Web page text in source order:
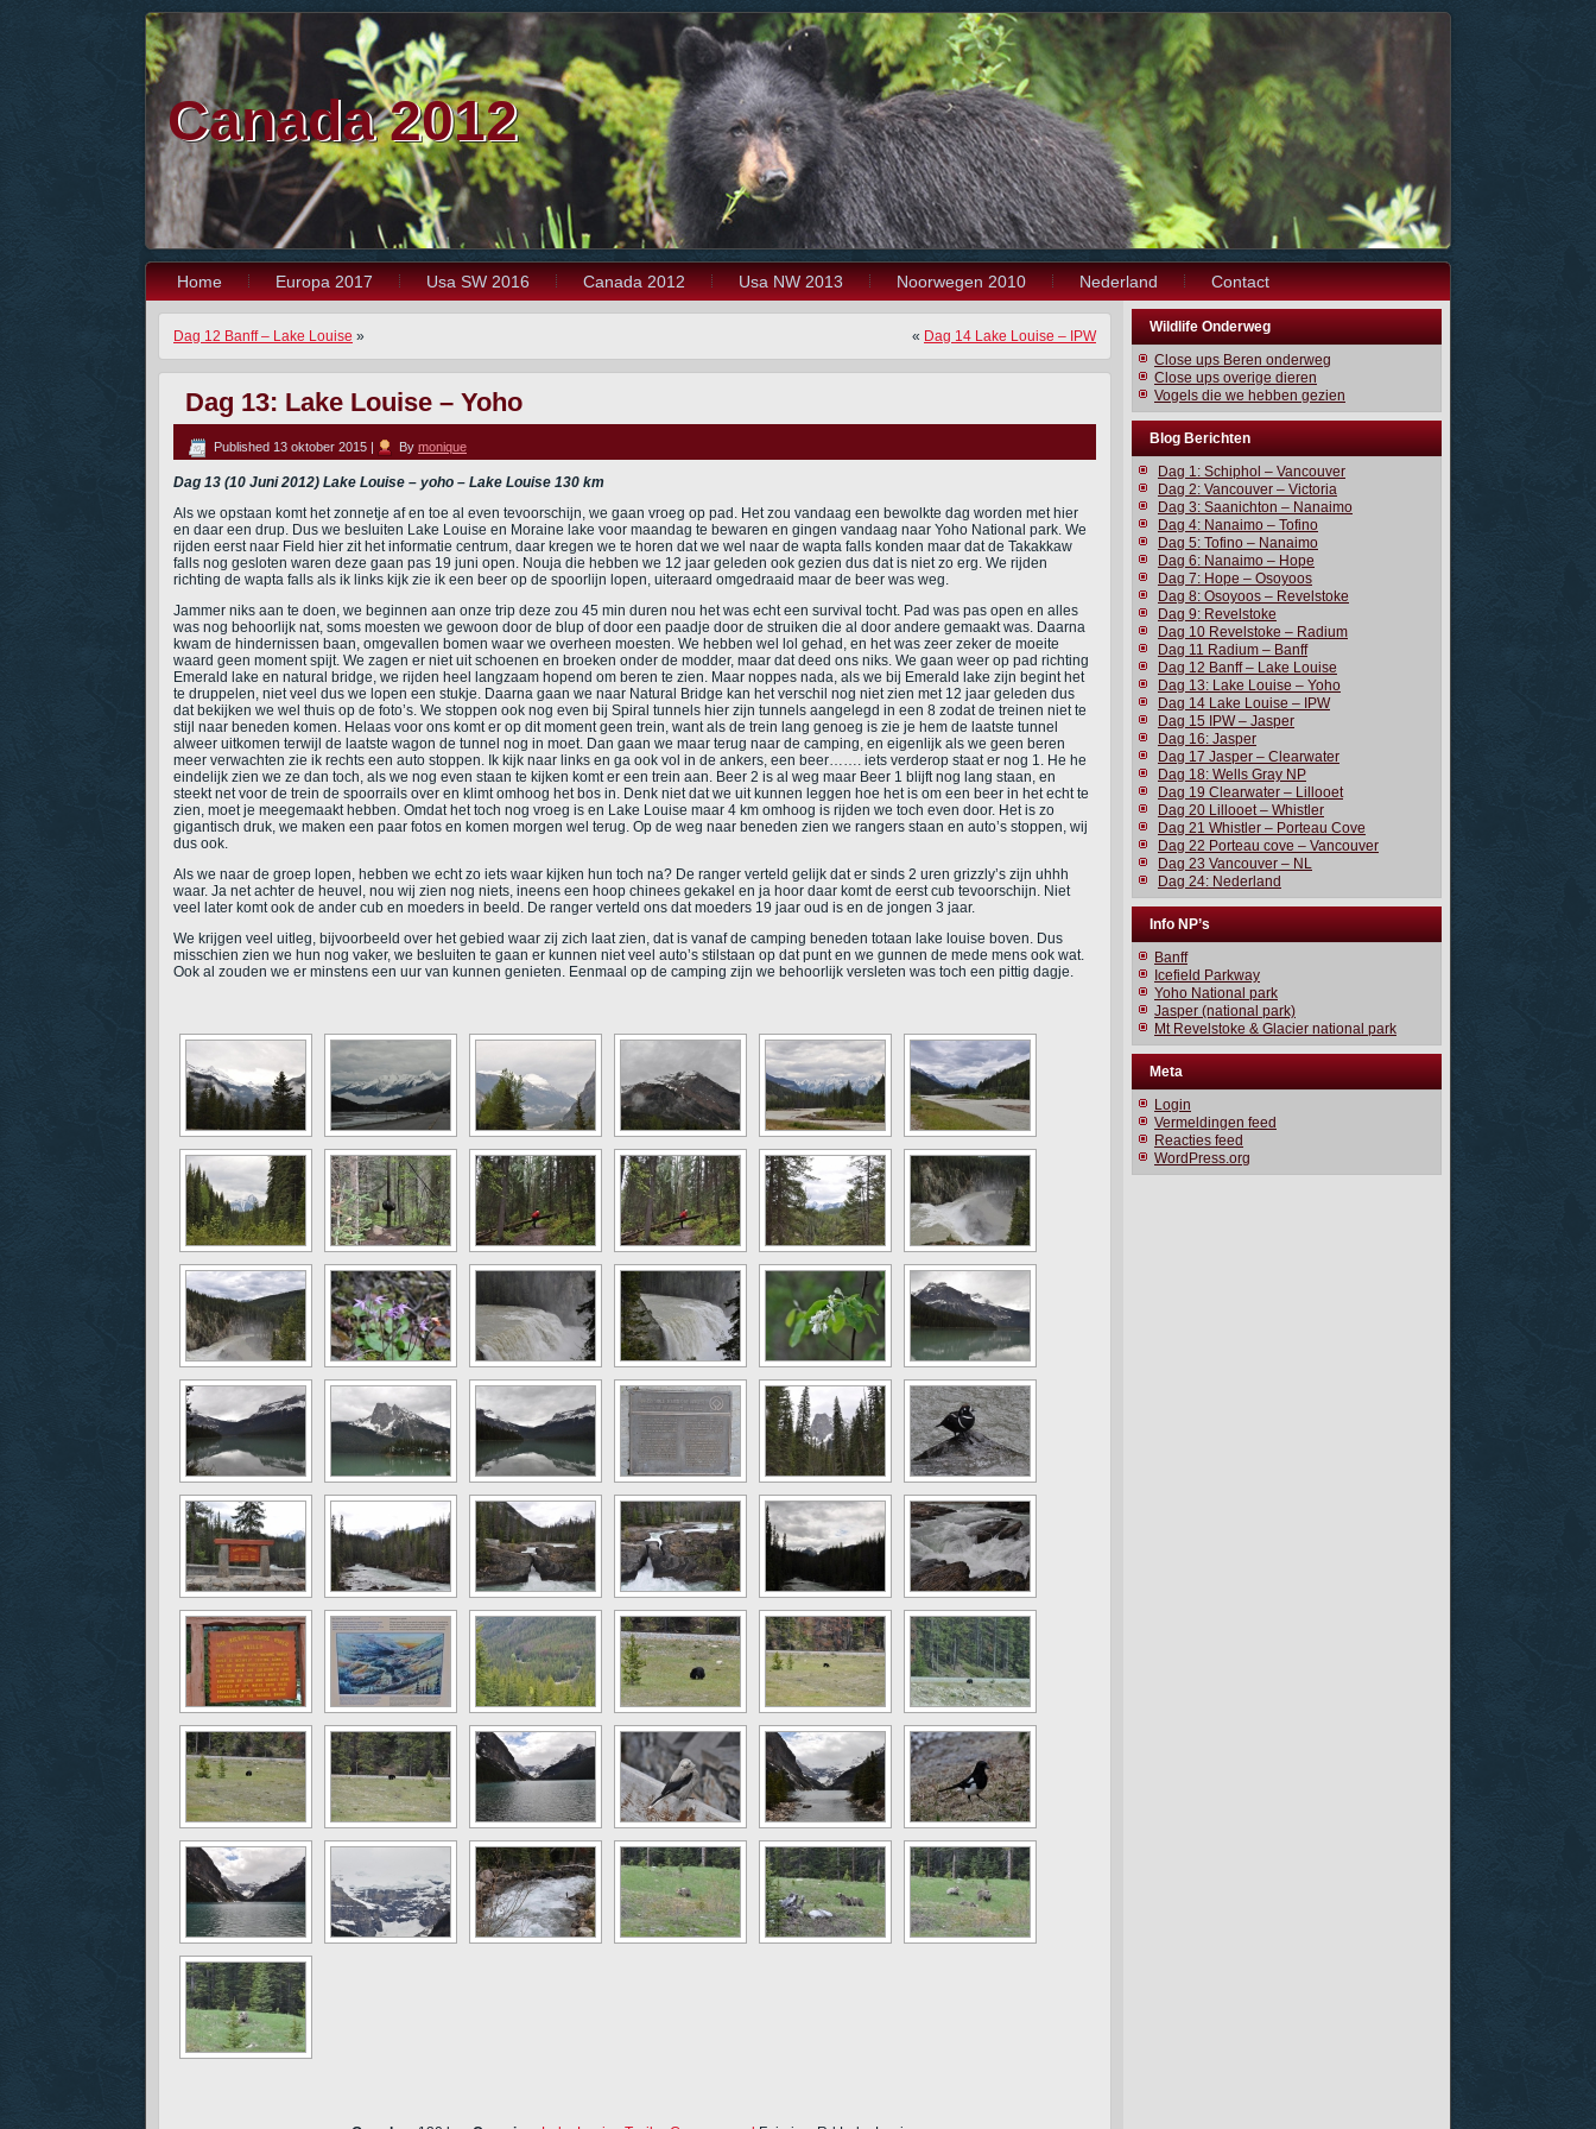
Canada 2012
Home Europa 2017 Usa SW 2016 Canada 2012 Usa NW 2013 Noorwegen 2010 Nederland Contact
Dag 12 Banff – Lake Louise » « Dag 14 Lake Louise – IPW
Dag 13: Lake Louise – Yoho
Published 13 oktober 2015 | By monique
Dag 13 (10 Juni 2012) Lake Louise – yoho – Lake Louise 130 km
Als we opstaan komt het zonnetje af en toe al even tevoorschijn, we gaan vroeg op pad. Het zou vandaag een bewolkte dag worden met hier
en daar een drup. Dus we besluiten Lake Louise en Moraine lake voor maandag te bewaren en gingen vandaag naar Yoho National park. We
rijden eerst naar Field hier zit het informatie centrum, daar kregen we te horen dat we wel naar de wapta falls konden maar dat de Takakkaw
falls nog gesloten waren deze gaan pas 19 juni open. Nouja die hebben we 12 jaar geleden ook gezien dus dat is niet zo erg. We rijden
richting de wapta falls als ik links kijk zie ik een beer op de spoorlijn lopen, uiteraard omgedraaid maar de beer was weg.
Jammer niks aan te doen, we beginnen aan onze trip deze zou 45 min duren nou het was echt een survival tocht. Pad was pas open en alles
was nog behoorlijk nat, soms moesten we gewoon door de blup of door een paadje door de struiken die al door andere gemaakt was. Daarna
kwam de hindernissen baan, omgevallen bomen waar we overheen moesten. We hebben wel lol gehad, en het was zeer zeker de moeite
waard geen moment spijt. We zagen er niet uit schoenen en broeken onder de modder, maar dat deed ons niks. We gaan weer op pad richting
Emerald lake en natural bridge, we rijden heel langzaam hopend om beren te zien. Maar noppes nada, als we bij Emerald lake zijn begint het
te druppelen, niet veel dus we lopen een stukje. Daarna gaan we naar Natural Bridge kan het verschil nog niet zien met 12 jaar geleden dus
dat bekijken we wel thuis op de foto’s. We stoppen ook nog even bij Spiral tunnels hier zijn tunnels aangelegd in een 8 zodat de treinen niet te
stijl naar beneden komen. Helaas voor ons komt er op dit moment geen trein, want als de trein lang genoeg is zie je hem de laatste tunnel
alweer uitkomen terwijl de laatste wagon de tunnel nog in moet. Dan gaan we maar terug naar de camping, en eigenlijk als we geen beren
meer verwachten zie ik rechts een auto stoppen. Ik kijk naar links en ga ook vol in de ankers, een beer……. iets verderop staat er nog 1. He he
eindelijk zien we ze dan toch, als we nog even staan te kijken komt er een trein aan. Beer 2 is al weg maar Beer 1 blijft nog lang staan, en
steekt net voor de trein de spoorrails over en klimt omhoog het bos in. Denk niet dat we uit kunnen leggen hoe het is om een beer in het echt te
zien, moet je meegemaakt hebben. Omdat het toch nog vroeg is en Lake Louise maar 4 km omhoog is rijden we toch even door. Het is zo
gigantisch druk, we maken een paar fotos en komen morgen wel terug. Op de weg naar beneden zien we rangers staan en auto’s stoppen, wij
dus ook.
Als we naar de groep lopen, hebben we echt zo iets waar kijken hun toch na? De ranger verteld gelijk dat er sinds 2 uren grizzly’s zijn uhhh
waar. Ja net achter de heuvel, nou wij zien nog niets, ineens een hoop chinees gekakel en ja hoor daar komt de eerst cub tevoorschijn. Niet
veel later komt ook de ander cub en moeders in beeld. De ranger verteld ons dat moeders 19 jaar oud is en de jongen 3 jaar.
We krijgen veel uitleg, bijvoorbeeld over het gebied waar zij zich laat zien, dat is vanaf de camping beneden totaan lake louise boven. Dus
misschien zien we hun nog vaker, we besluiten te gaan er kunnen niet veel auto’s stilstaan op dat punt en we gunnen de mede mens ook wat.
Ook al zouden we er minstens een uur van kunnen genieten. Eenmaal op de camping zijn we behoorlijk versleten was toch een pittig dagje.
Wildlife Onderweg
Close ups Beren onderweg
Close ups overige dieren
Vogels die we hebben gezien
Blog Berichten
Dag 1: Schiphol – Vancouver
Dag 2: Vancouver – Victoria
Dag 3: Saanichton – Nanaimo
Dag 4: Nanaimo – Tofino
Dag 5: Tofino – Nanaimo
Dag 6: Nanaimo – Hope
Dag 7: Hope – Osoyoos
Dag 8: Osoyoos – Revelstoke
Dag 9: Revelstoke
Dag 10 Revelstoke – Radium
Dag 11 Radium – Banff
Dag 12 Banff – Lake Louise
Dag 13: Lake Louise – Yoho
Dag 14 Lake Louise – IPW
Dag 15 IPW – Jasper
Dag 16: Jasper
Dag 17 Jasper – Clearwater
Dag 18: Wells Gray NP
Dag 19 Clearwater – Lillooet
Dag 20 Lillooet – Whistler
Dag 21 Whistler – Porteau Cove
Dag 22 Porteau cove – Vancouver
Dag 23 Vancouver – NL
Dag 24: Nederland
Info NP’s
Banff
Icefield Parkway
Yoho National park
Jasper (national park)
Mt Revelstoke & Glacier national park
Meta
Login
Vermeldingen feed
Reacties feed
WordPress.org